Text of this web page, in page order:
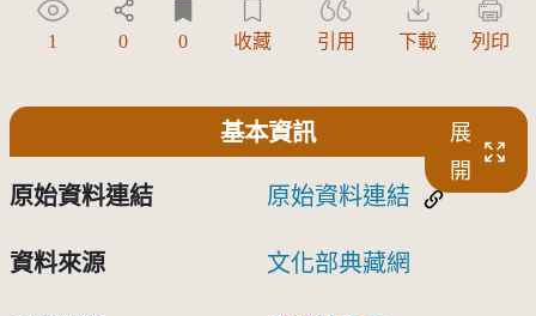
1 0 0 收藏 引用 下載 列印
基本資訊
展
開
原始資料連結 原始資料連結
資料來源 文化部典藏網